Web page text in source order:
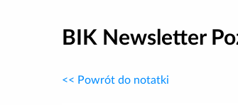
BIK Newsletter
<< Powrót do notatki